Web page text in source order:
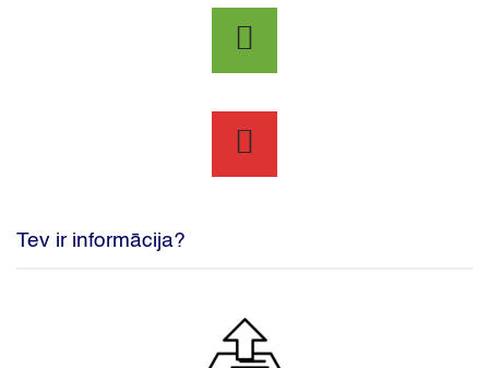
Tev ir informācija?